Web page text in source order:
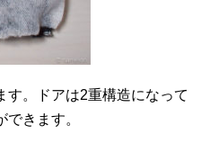
す。ドアは2重構造になって
きます。